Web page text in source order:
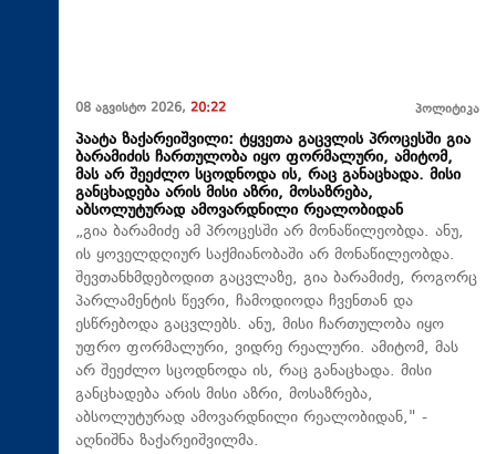
08 აგვისტო 2026, 20:22 პოლიტიკა
პაატა ზაქარეიშვილი: ტყვეთა გაცვლის პროცესში გია
ბარამიძის ჩართულობა იყო ფორმალური, ამიტომ,
მას არ შეეძლო სცოდნოდა ის, რაც განაცხადა. მისი
განცხადება არის მისი აზრი, მოსაზრება,
აბსოლუტურად ამოვარდნილი რეალობიდან
„გია ბარამიძე ამ პროცესში არ მონაწილეობდა. ანუ,
ის ყოველდღიურ საქმიანობაში არ მონაწილეობდა.
შევთანხმდებოდით გაცვლაზე, გია ბარამიძე, როგორც
პარლამენტის წევრი, ჩამოდიოდა ჩვენთან და
ესწრებოდა გაცვლებს. ანუ, მისი ჩართულობა იყო
უფრო ფორმალური, ვიდრე რეალური. ამიტომ, მას
არ შეეძლო სცოდნოდა ის, რაც განაცხადა. მისი
განცხადება არის მისი აზრი, მოსაზრება,
აბსოლუტურად ამოვარდნილი რეალობიდან," -
აღნიშნა ზაქარეიშვილმა.